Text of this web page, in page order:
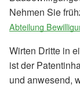
Nehmen Sie
Abteilung
Wirten Dritte in
ist der
und anwesend,